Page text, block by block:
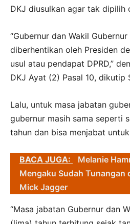
DKJ diusulkan agar tak dipilih
“Gubernur dan Wakil
diberhentikan oleh Presiden
usul atau pendapat DPRD,”
DKJ Ayat (2) Pasal 10, dikutip
Lalu, untuk masa jabatan
gubernur masih sama seperti
tahun dan bisa menjabat
BACA JUGA:
Melanie
Mengaku Sudah Tunangan
Mick Jagger
“Masa jabatan Gubernur dan